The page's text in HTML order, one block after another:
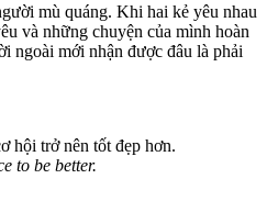
mù quáng. Khi hai kẻ yêu nhau
và những chuyện của mình hoàn
ngoài mới nhận được đâu là phải
hội trở nên tốt đẹp hơn.
to be better.